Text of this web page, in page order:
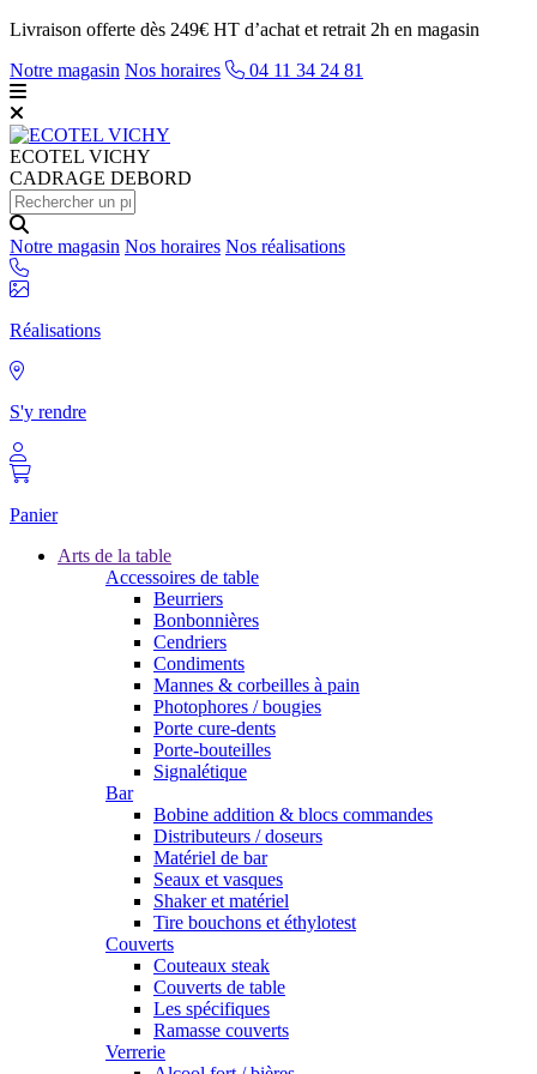
Livraison offerte dès 249€ HT d’achat et retrait 2h en magasin
Notre magasin Nos horaires 04 11 34 24 81
ECOTEL VICHY
CADRAGE DEBORD
Notre magasin Nos horaires Nos réalisations
Réalisations
S'y rendre
Panier
Arts de la table
Accessoires de table
Beurriers
Bonbonnières
Cendriers
Condiments
Mannes & corbeilles à pain
Photophores / bougies
Porte cure-dents
Porte-bouteilles
Signalétique
Bar
Bobine addition & blocs commandes
Distributeurs / doseurs
Matériel de bar
Seaux et vasques
Shaker et matériel
Tire bouchons et éthylotest
Couverts
Couteaux steak
Couverts de table
Les spécifiques
Ramasse couverts
Verrerie